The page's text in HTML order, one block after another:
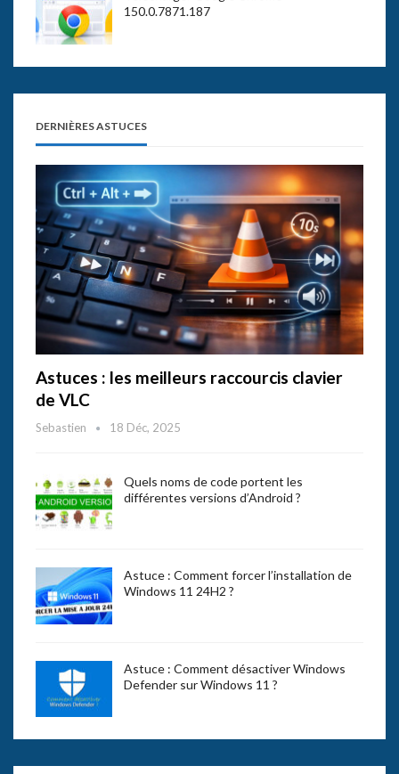
150.0.7871.187
DERNIÈRES ASTUCES
Astuces : les meilleurs raccourcis clavier
de VLC
Sebastien 18 Déc, 2025
Quels noms de code portent les
différentes versions d’Android ?
Astuce : Comment forcer l’installation de
Windows 11 24H2 ?
Astuce : Comment désactiver Windows
Defender sur Windows 11 ?